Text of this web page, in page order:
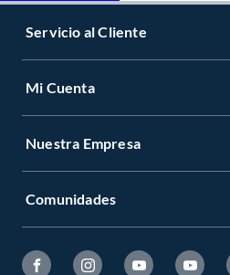
Servicio al Cliente
Mi Cuenta
Nuestra Empresa
Comunidades